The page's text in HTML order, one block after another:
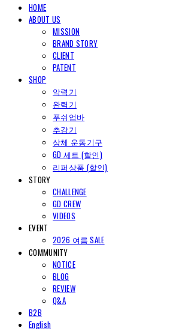
HOME
ABOUT US
MISSION
BRAND STORY
CLIENT
PATENT
SHOP
악력기
완력기
푸쉬업바
추감기
상체 운동기구
GD 세트 (할인)
리퍼상품 (할인)
STORY
CHALLENGE
GD CREW
VIDEOS
EVENT
2026 여름 SALE
COMMUNITY
NOTICE
BLOG
REVIEW
Q&A
B2B
English